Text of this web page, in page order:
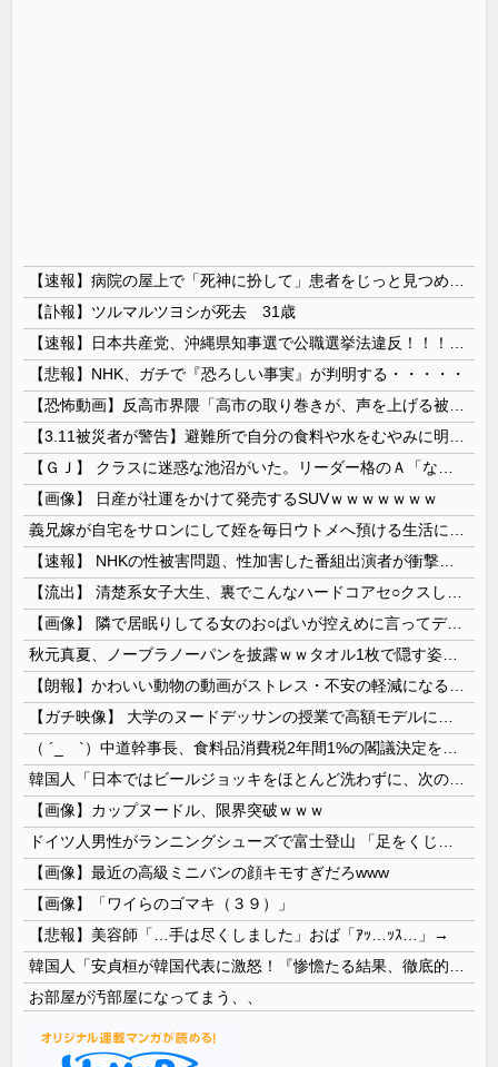
【訃報】ツルマルツヨシが死去 31歳
【悲報】NHK、ガチで『恐ろしい事実』が判明する・・・・・
【画像】 日産が社運をかけて発売するSUVｗｗｗｗｗｗｗ
【画像】 隣で居眠りしてる女のお○ぱいが控えめに言ってデカいｗｗｗ
【画像】カップヌードル、限界突破ｗｗｗ
【画像】最近の高級ミニバンの顔キモすぎだろwww
【画像】「ワイらのゴマキ（３９）」
【悲報】美容師「…手は尽くしました」おば「ｱｯ…ｯｽ…」→
お部屋が汚部屋になってまう、、